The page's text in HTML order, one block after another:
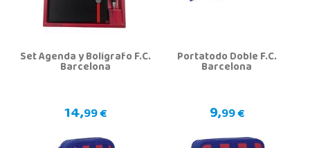
Set Agenda y Bolígrafo F.C.
Barcelona
14,99 €
Portatodo Doble F.C.
Barcelona
9,99 €